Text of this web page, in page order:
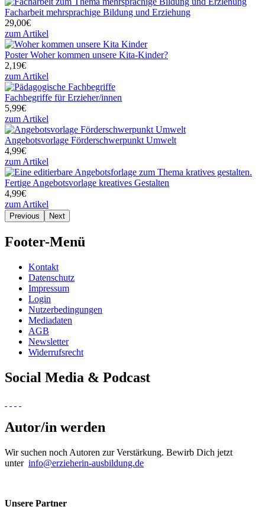
Facharbeit mehrsprachige Bildung und Erziehung
29,00€
zum Artikel
Poster Woher kommen unsere Kita-Kinder?
2,19€
zum Artikel
Fachbegriffe für Erzieher/innen
5,99€
zum Artikel
Angebotsvorlage Förderschwerpunkt Umwelt
4,99€
zum Artikel
Fertige Angebotsvorlage kreatives Gestalten
4,99€
zum Artikel
Previous Next
Footer-Menü
Kontakt
Datenschutz
Impressum
Login
Nutzerbedingungen
Mediadaten
AGB
Newsletter
Widerrufsrecht
Social Media & Podcast
Autor/in werden
Wir suchen noch Autoren zur Verstärkung. Bewirb Dich jetzt
unter info@erzieherin-ausbildung.de
Unsere Partner